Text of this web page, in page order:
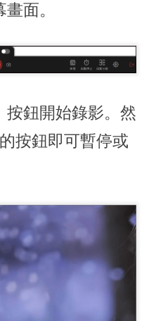
面。
按鈕開始錄影。然
按鈕即可暫停或